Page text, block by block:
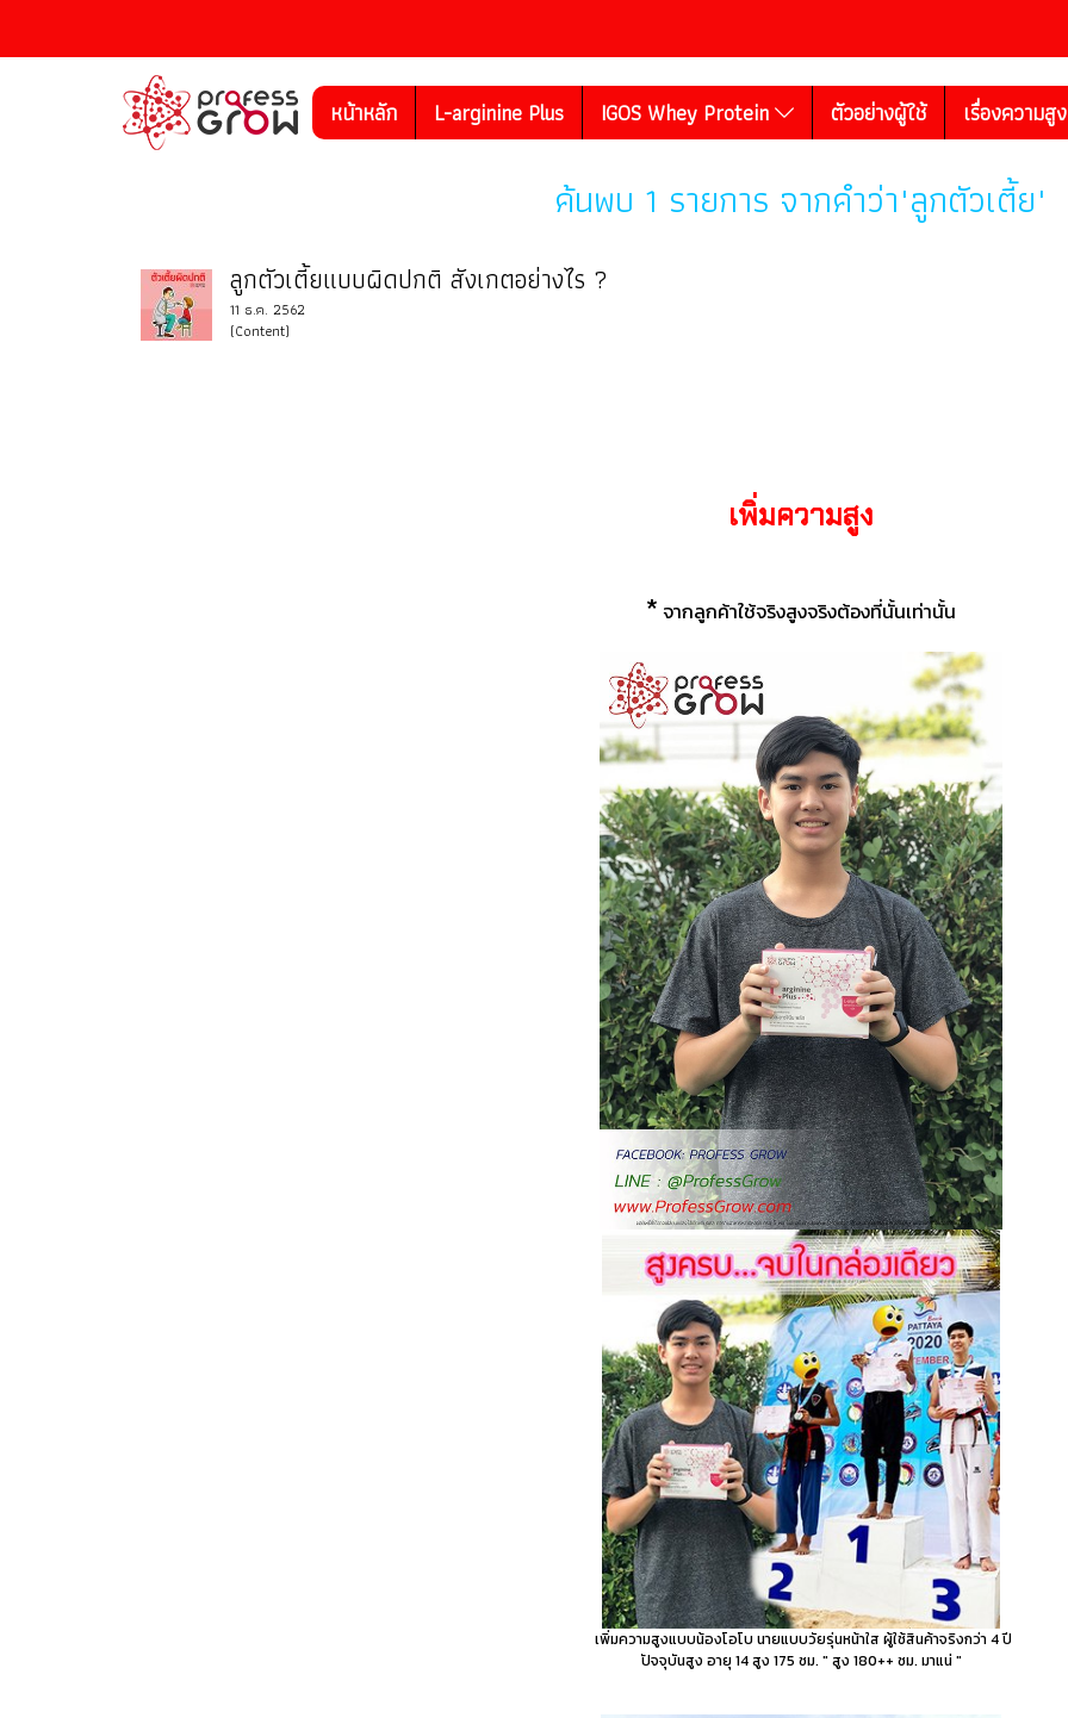
หน้าหลัก L-arginine Plus IGOS Whey Protein ตัวอย่างผู้ใช้ เรื่องความสูง
ค้นพบ 1 รายการ จากคำว่า"ลูกตัวเตี้ย"
ลูกตัวเตี้ยแบบผิดปกติ สังเกตอย่างไร ?
11 ธ.ค. 2562
(Content)
เพิ่มความสูง
* จากลูกค้าใช้จริงสูงจริงต้องที่นั้นเท่านั้น
เพิ่มความสูงแบบน้องโอโบ นายแบบวัยรุ่นหน้าใส ผู้ใช้สินค้าจริงกว่า 4 ปี
ปัจจุบันสูง อายุ 14 สูง 175 ซม. " สูง 180++ ซม. มาแน่ "